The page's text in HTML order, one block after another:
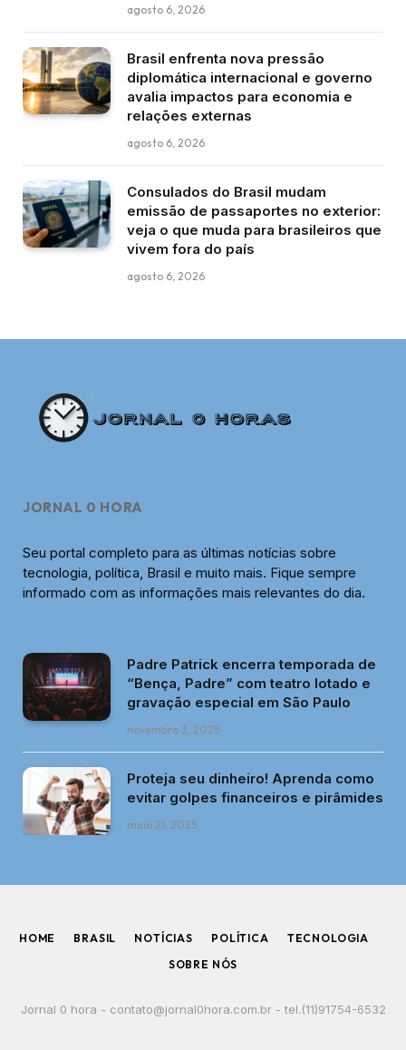
agosto 6, 2026
Brasil enfrenta nova pressão
diplomática internacional e governo
avalia impactos para economia e
relações externas
agosto 6, 2026
Consulados do Brasil mudam
emissão de passaportes no exterior:
veja o que muda para brasileiros que
vivem fora do país
agosto 6, 2026
JORNAL 0 HORA
Seu portal completo para as últimas notícias sobre
tecnologia, política, Brasil e muito mais. Fique sempre
informado com as informações mais relevantes do dia.
Padre Patrick encerra temporada de
“Bença, Padre” com teatro lotado e
gravação especial em São Paulo
novembro 3, 2025
Proteja seu dinheiro! Aprenda como
evitar golpes financeiros e pirâmides
maio 21, 2025
HOME BRASIL NOTÍCIAS POLÍTICA
TECNOLOGIA
SOBRE NÓS
Jornal 0 hora - contato@jornal0hora.com.br- tel.(11)91754-6532